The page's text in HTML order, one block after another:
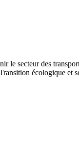
le secteur des
écologique et